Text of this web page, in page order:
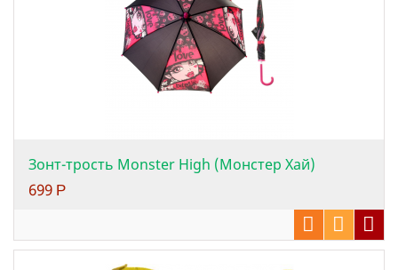
Зонт-трость Monster High (Монстер Хай)
699 Р